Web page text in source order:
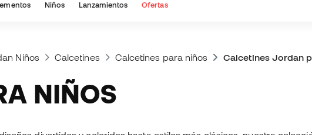
Niños Lanzamientos Ofertas
Niños Calcetines Calcetines para niños Calcetines Jordan
NIÑOS